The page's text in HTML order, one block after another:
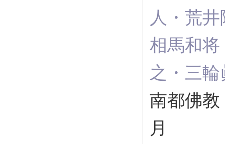
人・荒
相馬和
之・三
南都佛
月